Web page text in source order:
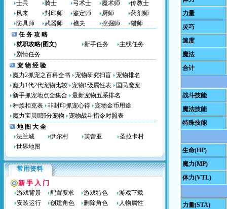
士兵
骑士 弓术士 魔术师
传教士
风来
封印师 鉴定师 厨师
药剂师
防具师
武器师 樵夫 挖掘师
猎师
任 务 攻 略
就职攻略(图文)
新手任务
主线任务
剧情任务
宠 物 经 验
魔力2抓宠之百科全书
宠物研究扫盲
宠物排名
魔力1代2代宠物比较
宠物1级属性表
国民魔宠
新手抓宠地点全集合
最新宠物五系排名
种族相克表
非封印抓宠心得
宠物金币用途
魔力宝贝Ⅱ部分宠物
宠物战斗指令对照表
地 图 大 全
法兰城
伊尔村 芙蕾亚
圣拉卡村
世界地图
常用资料
新 手 入 门
游戏背景 配置要求 游戏特色
游戏下载
安装运行
创建角色 删除角色
人物属性
力量
灵巧
速度
魔法
合计
战斗技能
魔法技能
特殊技能
生命(HP)
魔力(MP)
体力(VTL)
力量(STA)